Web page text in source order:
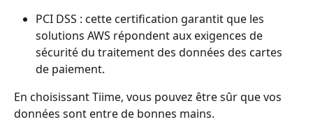
PCI DSS : cette certification garantit que les
solutions AWS répondent aux exigences de
sécurité du traitement des données des cartes
de paiement.
En choisissant Tiime, vous pouvez être sûr que vos
données sont entre de bonnes mains.